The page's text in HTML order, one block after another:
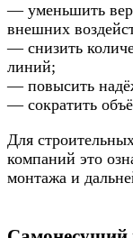
— уменьшить
внешних
— снизить
линий;
— повысить
— сократить
Для
компаний это
монтажа и